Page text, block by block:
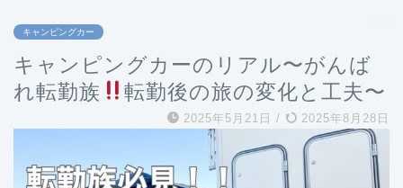
キャンピングカー
キャンピングカーのリアル〜がんば
れ転勤族
転勤後の旅の変化と工夫〜
2025年5月21日 / 2025年8月28日